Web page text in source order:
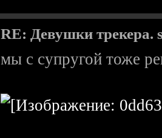
RE: Девушки трекера.
мы с супругой тоже